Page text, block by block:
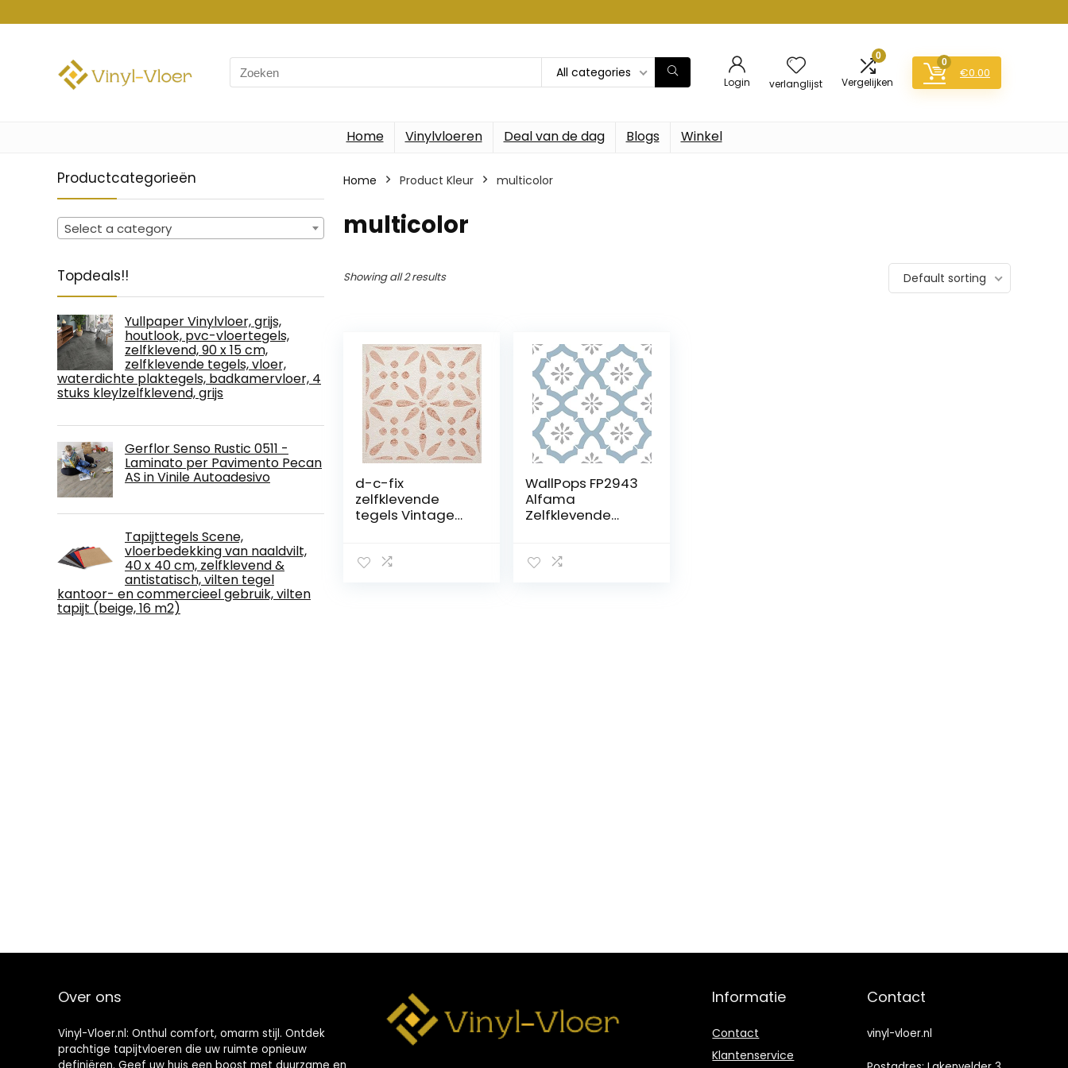
Search
for:
All categories
Login verlanglijst
0
Vergelijken
0
€0.00
Home Vinylvloeren Deal van de dag Blogs Winkel
Productcategorieën
Select a category
Topdeals!!
Yullpaper Vinylvloer, grijs,
houtlook, pvc-vloertegels,
zelfklevend, 90 x 15 cm,
zelfklevende tegels, vloer,
waterdichte plaktegels, badkamervloer, 4
stuks kleylzelfklevend, grijs
Gerflor Senso Rustic 0511 -
Laminato per Pavimento Pecan
AS in Vinile Autoadesivo
Tapijttegels Scene,
vloerbedekking van naaldvilt,
40 x 40 cm, zelfklevend &
antistatisch, vilten tegel
kantoor- en commercieel gebruik, vilten
tapijt (beige, 16 m2)
Home Product Kleur ‎multicolor
‎multicolor
Showing all 2 results Default sorting
d-c-fix
zelfklevende
tegels Vintage
– vloertegels vinyl
WallPops FP2943
Alfama
Zelfklevende
Over ons
Vinyl-Vloer.nl: Onthul comfort, omarm stijl. Ontdek
prachtige tapijtvloeren die uw ruimte opnieuw
Informatie
Contact
Klantenservice
Contact
vinyl-vloer.nl